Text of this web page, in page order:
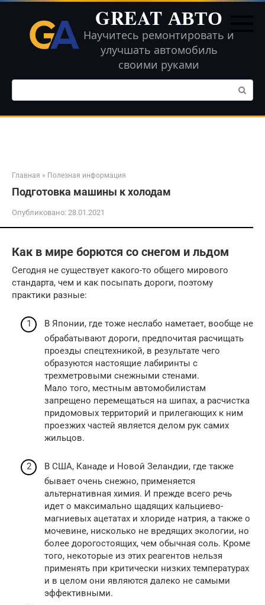
Перейти
контенту
GREAT АВТО
Научитесь ремонтировать и
улучшать автомобиль
своими руками
Поиск:
Главная » Полезная информация
Подготовка машины к холодам
Опубликовано: 28.01.2021
Как в мире борются со снегом и льдом
Сегодня не существует какого-то общего мирового
стандарта, чем и как посыпать дороги, поэтому
практики разные:
В Японии, где тоже неслабо наметает, вообще не
обрабатывают дороги, предпочитая расчищать
проезды спецтехникой, в результате чего
образуются настоящие лабиринты с
трехметровыми снежными стенами.
Мало того, местным автомобилистам
запрещено перемещаться на шипах, а расчистка
придомовых территорий и прилегающих к ним
проезжих частей является делом рук самих
жильцов.
В США, Канаде и Новой Зеландии, где также
бывает очень снежно, применяется
альтернативная химия. И прежде всего речь
идет о максимально щадящих кальциево-
магниевых ацетатах и хлориде натрия, а также о
мочевине, нисколько не вредящих экологии, но
более дорогостоящих, чем обычная соль. Кроме
того, некоторые из этих реагентов нельзя
применять при критически низких температурах
и в целом они являются далеко не самыми
эффективными.